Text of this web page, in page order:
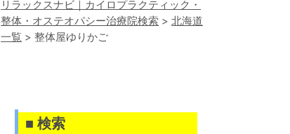
リラックスナビ｜カイロプラクティック・
整体・オステオパシー治療院検索 >北海道
一覧 >整体屋ゆりかご
■ 検索